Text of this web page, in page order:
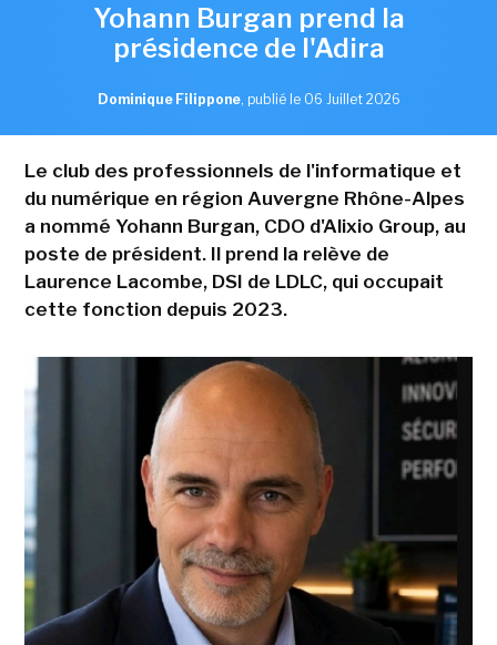
Yohann Burgan prend la
présidence de l'Adira
Dominique Filippone, publié le 06 Juillet 2026
Le club des professionnels de l'informatique et
du numérique en région Auvergne Rhône-Alpes
a nommé Yohann Burgan, CDO d'Alixio Group, au
poste de président. Il prend la relève de
Laurence Lacombe, DSI de LDLC, qui occupait
cette fonction depuis 2023.